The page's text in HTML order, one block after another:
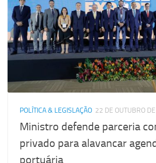
POLÍTICA & LEGISLAÇÃO 22 DE OUTUBRO
Ministro defende parceria
privado para alavancar
portuária